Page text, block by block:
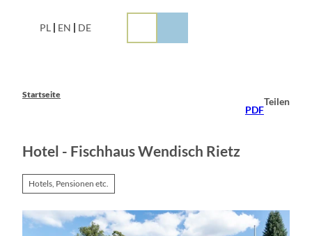
PL EN DE
Startseite
PDF
Teilen
Hotel - Fischhaus Wendisch Rietz
Hotels, Pensionen etc.